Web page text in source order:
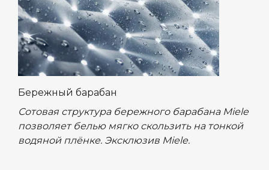
Бережный барабан
Сотовая структура бережного барабана Miele
позволяет белью мягко скользить на тонкой
водяной плёнке. Эксклюзив Miele.